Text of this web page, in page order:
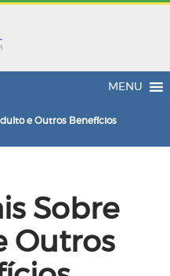
MENU
e Outros Benefícios
Sobre
Outros